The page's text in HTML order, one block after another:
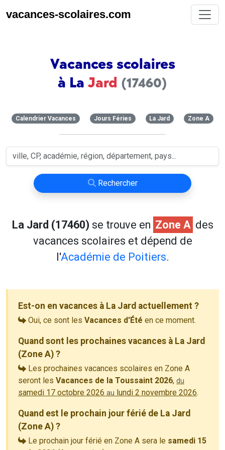
vacances-scolaires.com
Vacances scolaires
à La Jard (17460)
Calendrier Vacances Jours Féries La Jard Zone A
Rechercher
La Jard (17460) se trouve en Zone A des
vacances scolaires et dépend de
l'Académie de Poitiers.
Est-on en vacances à La Jard actuellement ?
Oui, ce sont les Vacances d'Été en ce moment.
Quand sont les prochaines vacances à La Jard
(Zone A) ?
Les prochaines vacances scolaires en Zone A
seront les Vacances de la Toussaint 2026, du
samedi 17 octobre 2026 au lundi 2 novembre 2026.
Quand est le prochain jour férié de La Jard
(Zone A) ?
Le prochain jour férié en Zone A sera le samedi 15